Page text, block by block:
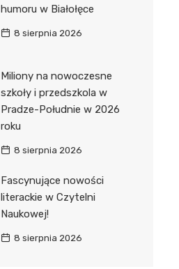
humoru w Białołęce
8 sierpnia 2026
Miliony na nowoczesne
szkoły i przedszkola w
Pradze-Południe w 2026
roku
8 sierpnia 2026
Fascynujące nowości
literackie w Czytelni
Naukowej!
8 sierpnia 2026